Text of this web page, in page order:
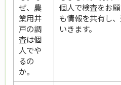
ぜ、農
業用井
戸の調
査は個
人でや
るの
か。
個人で検査をお
も情報を共有し
いきます。